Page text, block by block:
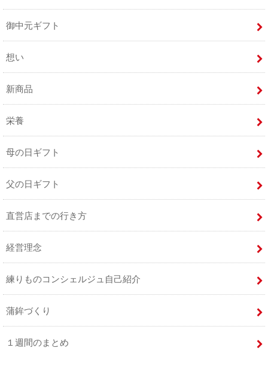
御中元ギフト
想い
新商品
栄養
母の日ギフト
父の日ギフト
直営店までの行き方
経営理念
練りものコンシェルジュ自己紹介
蒲鉾づくり
１週間のまとめ